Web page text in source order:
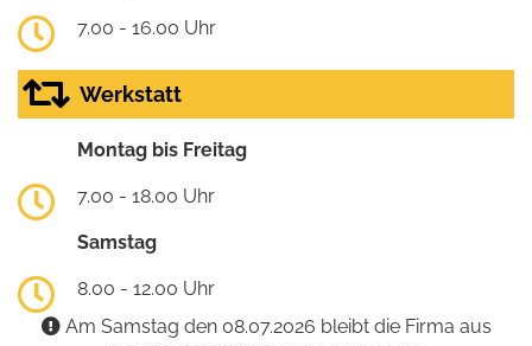
7.00 - 16.00 Uhr
Werkstatt
Montag bis Freitag
7.00 - 18.00 Uhr
Samstag
8.00 - 12.00 Uhr
Am Samstag den 08.07.2026 bleibt die Firma aus